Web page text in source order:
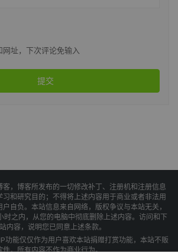
址，下次评论免输入
提交
客，博客所发布的一切修改补丁、注册机和注册信息
和研究目的；不得将上述内容用于商业或者非法用
自负。本站信息来自网络，版权争议与本站无关，
时之内，从您的电脑中彻底删除上述内容。访问和下
内容，说明您已同意上述条款。
功能仅仅作为用户喜欢本站捐赠打赏功能，本站不贩
件，所有内容不作为商业行为。